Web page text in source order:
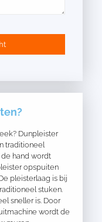
Dunpleister
traditioneel
hand wordt
opspuiten
pleisterlaag is bij
stuken.
sneller is. Door
wordt de